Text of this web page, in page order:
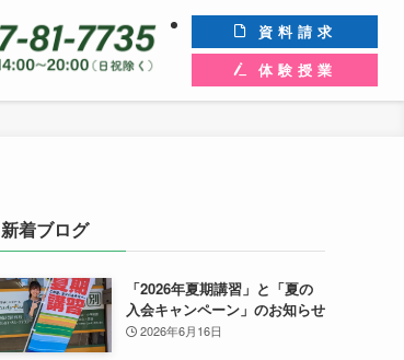
資料請求
体験授業
新着ブログ
「2026年夏期講習」と「夏の
入会キャンペーン」のお知らせ
2026年6月16日